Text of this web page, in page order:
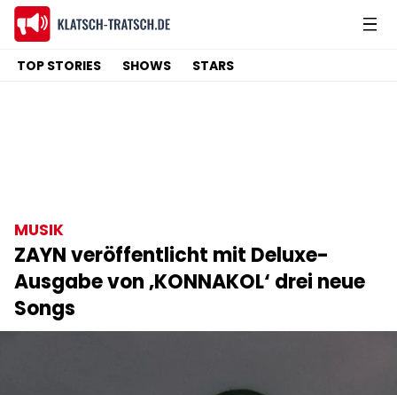
TOP STORIES SHOWS STARS
MUSIK
ZAYN veröffentlicht mit Deluxe-
Ausgabe von ‚KONNAKOL‘ drei neue
Songs